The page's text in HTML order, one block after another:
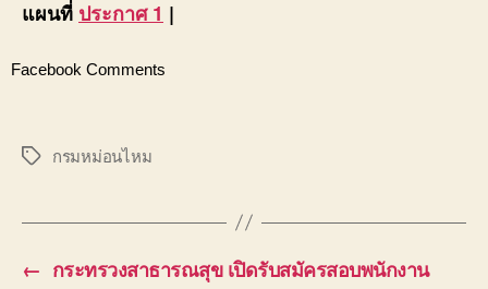
แผนที่ ประกาศ 1 |
Facebook Comments
Tagsกรมหม่อนไหม
← กระทรวงสาธารณสุข เปิดรับสมัครสอบพนักงาน